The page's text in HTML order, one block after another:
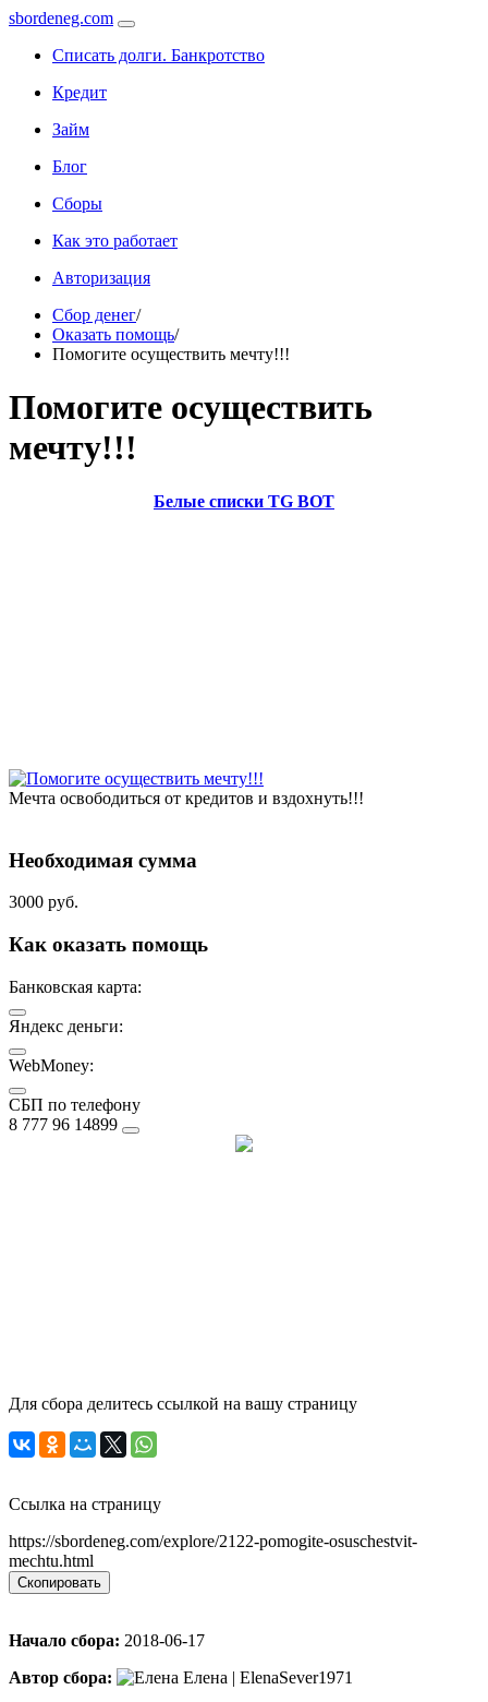
sbordeneg.com
Списать долги. Банкротство
Кредит
Займ
Блог
Сборы
Как это работает
Авторизация
Сбор денег/
Оказать помощь/
Помогите осуществить мечту!!!
Помогите осуществить
мечту!!!
Белые списки TG BOT
Мечта освободиться от кредитов и вздохнуть!!!
Необходимая сумма
3000 руб.
Как оказать помощь
Банковская карта:
Яндекс деньги:
WebMoney:
СБП по телефону
8 777 96 14899
Для сбора делитесь ссылкой на вашу страницу
Ссылка на страницу
https://sbordeneg.com/explore/2122-pomogite-osuschestvit-
mechtu.html
Скопировать
Начало сбора: 2018-06-17
Автор сбора:
Елена | ElenaSever1971